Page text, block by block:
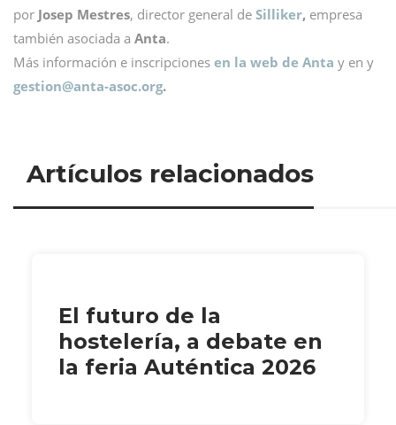
por Josep Mestres, director general de Silliker, empresa
también asociada a Anta.
Más información e inscripciones en la web de Anta y en y
gestion@anta-asoc.org.
Artículos relacionados
El futuro de la
hostelería, a debate en
la feria Auténtica 2026